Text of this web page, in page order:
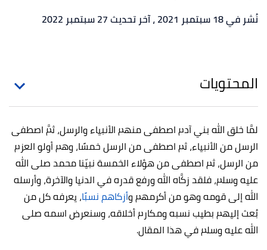
نُشر في 18 سبتمبر 2021
، آخر تحديث 27 سبتمبر 2022
المحتويات
لمَّا خلق الله بني آدم اصطفى منهم الأنبياء والرسل، ثمَّ اصطفى
الرسل من الأنبياء، ثم اصطفى من الرسل خمسًا، وهم أولو العزم
من الرسل، ثم اصطفى من هؤلاء الخمسة نبيّنا محمد صلى الله
عليه وسلم، فلقد زكَّاه الله ورفع قدره في الدنيا والآخرة، وأرسله
الله إلى قومه وهو من أكرمهم وأزكاهم نسبًا، يعرفه كل من
بُعث إليهم بطيب نسبه ومكارم أخلاقه، وسنعرض اسمه صلى
الله عليه وسلم في هذا المقال.